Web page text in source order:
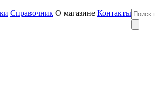
Справочник О магазине Контакты